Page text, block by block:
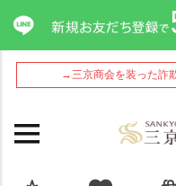
→三京商会を装った詐